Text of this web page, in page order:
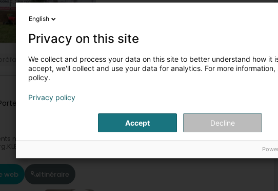
Démolition Location de container Container de stockage
Neuve L-2227 Luxembourg (Lëtzebuerg)
modulaires-location de containersMultigone est le représentant de la
réalise depuis plus de 75 ans des bâtiments modulaires clé en
web Itinéraire
English
Privacy on this site
We collect and process your data on this site to better understand how it
accept, we'll collect and use your data for analytics. For more
policy.
Privacy policy
Accept Decline